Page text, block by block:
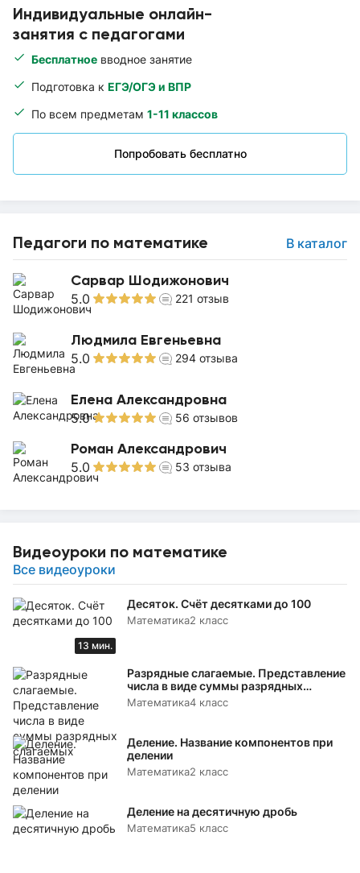
Индивидуальные онлайн-
занятия с педагогами
Бесплатное вводное занятие
Подготовка к ЕГЭ/ОГЭ и ВПР
По всем предметам 1-11 классов
Попробовать бесплатно
Педагоги по математике В каталог
Сарвар Шодижонович
5.0 221 отзыв
Людмила Евгеньевна
5.0 294 отзыва
Елена Александровна
5.0 56 отзывов
Роман Александрович
5.0 53 отзыва
Видеоуроки по математике
Все видеоуроки
13 мин.
Десяток. Счёт десятками до 100
Математика2 класс
Разрядные слагаемые. Представление
числа в виде суммы разрядных
слагаемых
Математика4 класс
Деление. Название компонентов при
делении
Математика2 класс
Деление на десятичную дробь
Математика5 класс